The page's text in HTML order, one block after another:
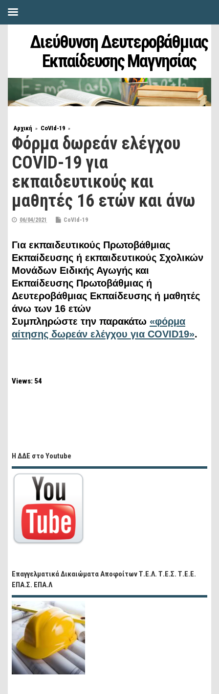
Διεύθυνση Δευτεροβάθμιας
Εκπαίδευσης Μαγνησίας
Αρχική » CoVId-19 »
Φόρμα δωρεάν ελέγχου
COVID-19 για
εκπαιδευτικούς και
μαθητές 16 ετών και άνω
06/04/2021 CoVId-19
Για εκπαιδευτικούς Πρωτοβάθμιας
Εκπαίδευσης ή εκπαιδευτικούς Σχολικών
Μονάδων Ειδικής Αγωγής και
Εκπαίδευσης Πρωτοβάθμιας ή
Δευτεροβάθμιας Εκπαίδευσης ή μαθητές
άνω των 16 ετών
Συμπληρώστε την παρακάτω «φόρμα
αίτησης δωρεάν ελέγχου για COVID19».
Views: 54
Η ΔΔΕ στο Youtube
Επαγγελματικά Δικαιώματα Αποφοίτων Τ.Ε.Λ. Τ.Ε.Σ. Τ.Ε.Ε.
ΕΠΑ.Σ. ΕΠΑ.Λ